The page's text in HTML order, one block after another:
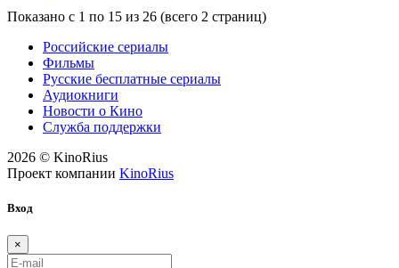
Показано с 1 по 15 из 26 (всего 2 страниц)
Российские сериалы
Фильмы
Русские бесплатные сериалы
Аудиокниги
Новости о Кино
Служба поддержки
2026 © KinoRius
Проект компании KinoRius
Вход
×